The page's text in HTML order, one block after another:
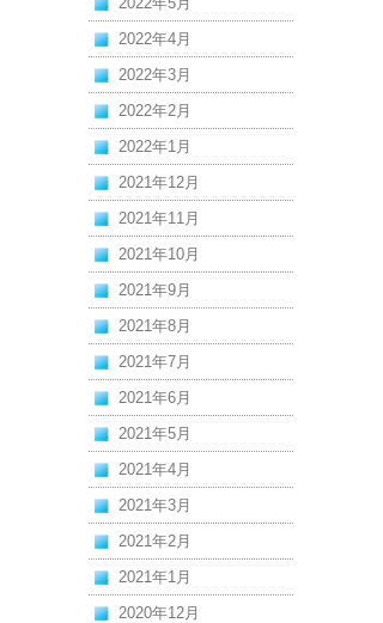
2022年4月
2022年3月
2022年2月
2022年1月
2021年12月
2021年11月
2021年10月
2021年9月
2021年8月
2021年7月
2021年6月
2021年5月
2021年4月
2021年3月
2021年2月
2021年1月
2020年12月